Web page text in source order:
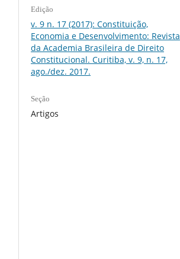
Edição
v. 9 n. 17 (2017): Constituição,
Economia e Desenvolvimento: Revista
da Academia Brasileira de Direito
Constitucional. Curitiba, v. 9, n. 17,
ago./dez. 2017.
Seção
Artigos